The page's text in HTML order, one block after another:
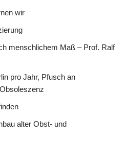
wir
menschlichem Maß – Prof. Ralf
pro Jahr, Pfusch an
alter Obst- und